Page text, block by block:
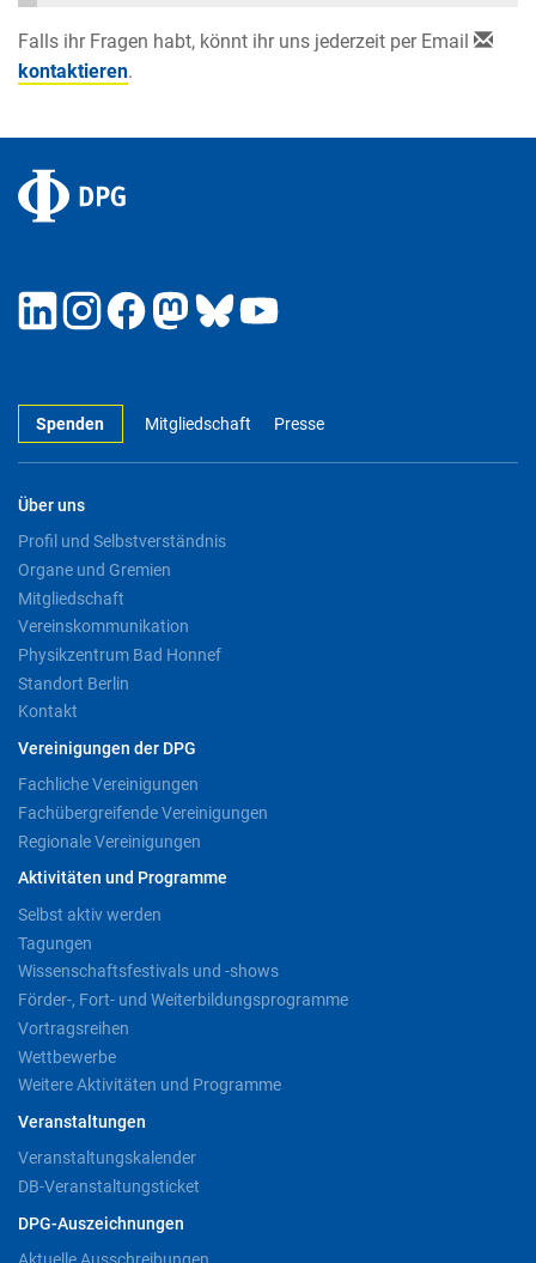
Falls ihr Fragen habt, könnt ihr uns jederzeit per Email
kontaktieren.
Spenden Mitgliedschaft Presse
Über uns
Profil und Selbstverständnis
Organe und Gremien
Mitgliedschaft
Vereinskommunikation
Physikzentrum Bad Honnef
Standort Berlin
Kontakt
Vereinigungen der DPG
Fachliche Vereinigungen
Fachübergreifende Vereinigungen
Regionale Vereinigungen
Aktivitäten und Programme
Selbst aktiv werden
Tagungen
Wissenschaftsfestivals und -shows
Förder-, Fort- und Weiterbildungsprogramme
Vortragsreihen
Wettbewerbe
Weitere Aktivitäten und Programme
Veranstaltungen
Veranstaltungskalender
DB-Veranstaltungsticket
DPG-Auszeichnungen